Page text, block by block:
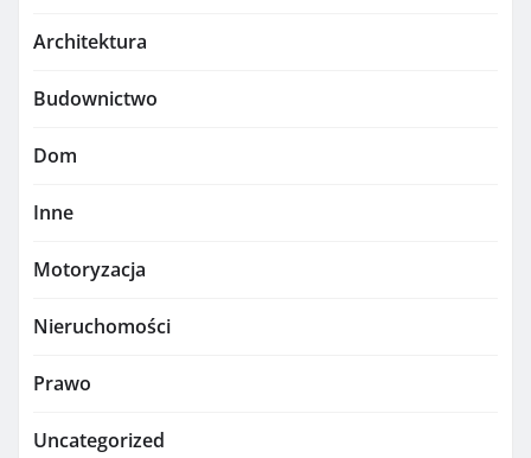
Architektura
Budownictwo
Dom
Inne
Motoryzacja
Nieruchomości
Prawo
Uncategorized